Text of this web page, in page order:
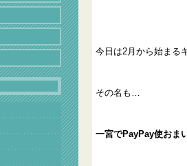
今日は2月から始まる
その名も…
一宮でPayPay使おま